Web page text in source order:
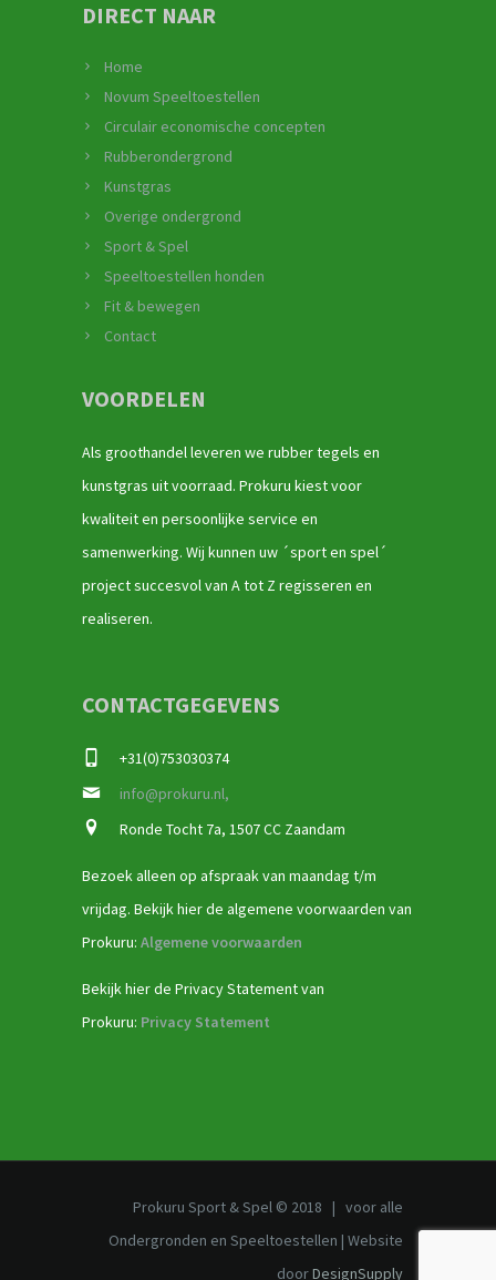
DIRECT NAAR
Home
Novum Speeltoestellen
Circulair economische concepten
Rubberondergrond
Kunstgras
Overige ondergrond
Sport & Spel
Speeltoestellen honden
Fit & bewegen
Contact
VOORDELEN
Als groothandel leveren we rubber tegels en
kunstgras uit voorraad. Prokuru kiest voor
kwaliteit en persoonlijke service en
samenwerking. Wij kunnen uw ´sport en spel´
project succesvol van A tot Z regisseren en
realiseren.
CONTACTGEGEVENS
+31(0)753030374
info@prokuru.nl,
Ronde Tocht 7a, 1507 CC Zaandam
Bezoek alleen op afspraak van maandag t/m
vrijdag. Bekijk hier de algemene voorwaarden van
Prokuru: Algemene voorwaarden
Bekijk hier de Privacy Statement van
Prokuru: Privacy Statement
Prokuru Sport & Spel © 2018 | voor alle
Ondergronden en Speeltoestellen | Website
doorDesignSupply